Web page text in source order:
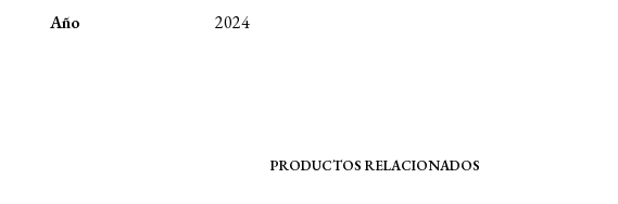
Año 2024
PRODUCTOS RELACIONADOS